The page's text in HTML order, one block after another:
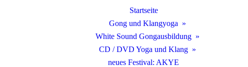
Startseite
Gong und Klangyoga
White Sound Gongausbildung
CD / DVD Yoga und Klang
neues Festival: AKYE